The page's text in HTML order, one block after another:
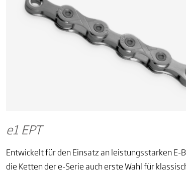
e1 EPT
Entwickelt für den Einsatz an leistungsstarken E-
die Ketten der e-Serie auch erste Wahl für